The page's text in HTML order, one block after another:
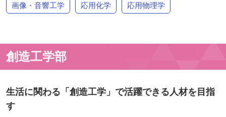
画像・音響工学 応用化学 応用物理学
創造工学部
生活に関わる「創造工学」で活躍できる人材を目指
す